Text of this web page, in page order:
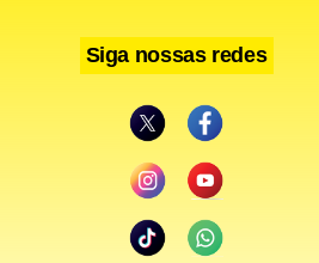
de projeções seguem
Siga nossas redes